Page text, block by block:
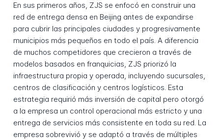
En sus primeros años, ZJS se enfocó en construir una
red de entrega densa en Beijing antes de expandirse
para cubrir las principales ciudades y progresivamente
municipios más pequeños en todo el país. A diferencia
de muchos competidores que crecieron a través de
modelos basados en franquicias, ZJS priorizó la
infraestructura propia y operada, incluyendo sucursales,
centros de clasificación y centros logísticos. Esta
estrategia requirió más inversión de capital pero otorgó
a la empresa un control operacional más estricto y una
entrega de servicios más consistente en toda su red. La
empresa sobrevivió y se adaptó a través de múltiples